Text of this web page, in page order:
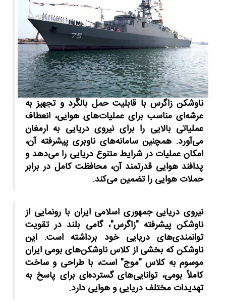
ناوشکن زاگرس با قابلیت حمل بالگَرد و تجهیز به
عرشه‌ای مناسب برای عملیات‌های هوایی، انعطاف
عملیاتی بالایی را برای نیروی دریایی به ارمغان
می‌آورد. همچنین سامانه‌های ناوبری پیشرفته آن،
امکان عملیات در شرایط متنوع دریایی را می‌دهد و
پدافند هوایی قدرتمند آن، محافظت کامل در برابر
حملات هوایی را تضمین می‌کند.
نیروی دریایی جمهوری اسلامی ایران با رونمایی از
ناوشکن پیشرفته "زاگرس"، گامی بلند در تقویت
توانمندی‌های دریایی خود برداشته است. این
ناوشکن که بخشی از کلاس ناوشکن‌های بومی ایران
موسوم به کلاس "موج" است، با طراحی و ساخت
کاملاً بومی، توانایی‌های گسترده‌ای برای پاسخ به
تهدیدات مختلف دریایی و هوایی دارد.